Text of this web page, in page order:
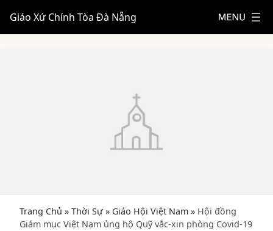
Giáo Xứ Chính Tòa Đà Nẵng
Trang Chủ » Thời Sự » Giáo Hội Việt Nam » Hội đồng
Giám mục Việt Nam ủng hộ Quỹ vắc-xin phòng Covid-19